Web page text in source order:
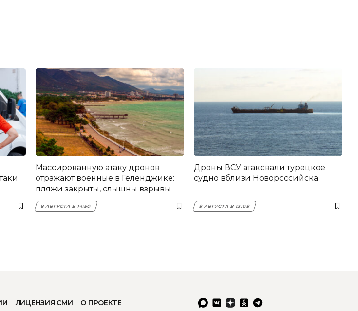
Массированную атаку дронов
отражают военные в Геленджике:
пляжи закрыты, слышны взрывы
8 АВГУСТА В 14:50
Дроны ВСУ атаковали турецкое
судно вблизи Новороссийска
8 АВГУСТА В 13:08
ЛИЦЕНЗИЯ СМИ О ПРОЕКТЕ